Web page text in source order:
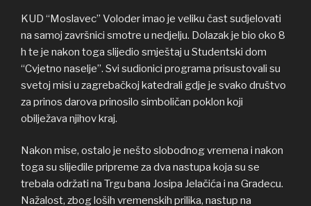
KUD “Moslavec” Voloder imao je veliku čast sudjelovati
na samoj završnici smotre u nedjelju. Dolazak je bio oko 8
h te je nakon toga slijedio smještaj u Studentski dom
“Cvjetno naselje”. Svi sudionici programa prisustovali su
svetoj misi u zagrebačkoj katedrali gdje je svako društvo
za prinos darova prinosilo simboličan poklon koji
obilježava njihov kraj.
Nakon mise, ostalo je nešto slobodnog vremena i nakon
toga su slijedile pripreme za dva nastupa koja su se
trebala održati na Trgu bana Josipa Jelačića i na Gradecu.
Nažalost, zbog loših vremenskih prilika, nastup na